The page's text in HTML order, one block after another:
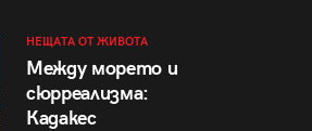
НЕЩАТА ОТ ЖИВОТА
Между морето и
сюрреализма:
Кадакес